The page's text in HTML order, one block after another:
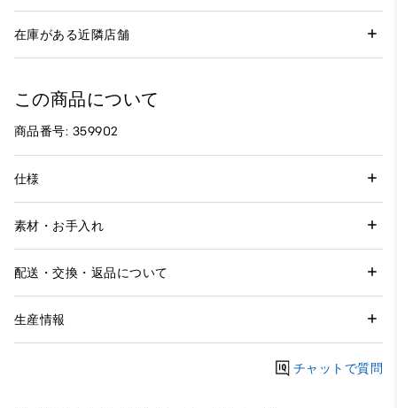
在庫がある近隣店舗
この商品について
商品番号: 359902
仕様
素材・お手入れ
配送・交換・返品について
生産情報
チャットで質問